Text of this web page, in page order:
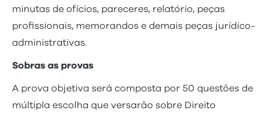
minutas de ofícios, pareceres, relatório, peças
profissionais, memorandos e demais peças jurídico-
administrativas.
Sobras as provas
A prova objetiva será composta por 50 questões de
múltipla escolha que versarão sobre Direito